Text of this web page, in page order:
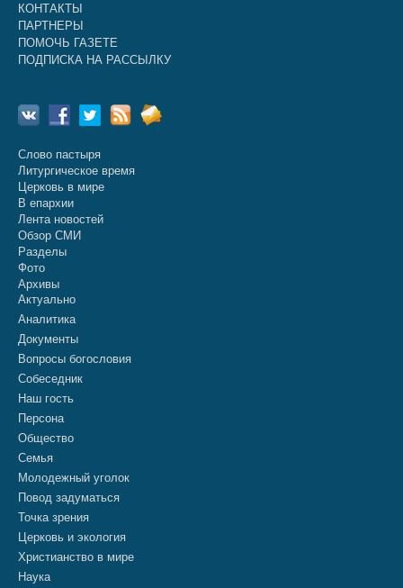
КОНТАКТЫ
ПАРТНЕРЫ
ПОМОЧЬ ГАЗЕТЕ
ПОДПИСКА НА РАССЫЛКУ
Слово пастыря
Литургическое время
Церковь в мире
В епархии
Лента новостей
Обзор СМИ
Разделы
Фото
Архивы
Актуально
Аналитика
Документы
Вопросы богословия
Собеседник
Наш гость
Персона
Общество
Семья
Молодежный уголок
Повод задуматься
Точка зрения
Церковь и экология
Христианство в мире
Наука